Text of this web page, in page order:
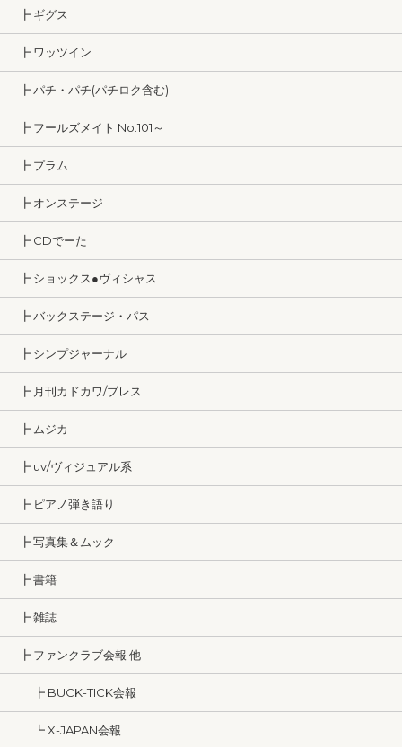
┣ ギグス
┣ ワッツイン
┣ パチ・パチ(パチロク含む)
┣ フールズメイト No.101～
┣ プラム
┣ オンステージ
┣ CDでーた
┣ ショックス●ヴィシャス
┣ バックステージ・パス
┣ シンプジャーナル
┣ 月刊カドカワ/ブレス
┣ ムジカ
┣ uv/ヴィジュアル系
┣ ピアノ弾き語り
┣ 写真集＆ムック
┣ 書籍
┣ 雑誌
┣ ファンクラブ会報 他
┣ BUCK-TICK会報
┗ X-JAPAN会報